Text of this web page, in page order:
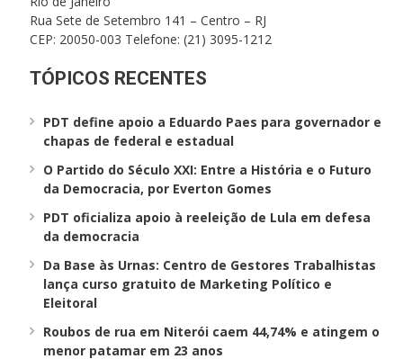
Rua Sete de Setembro 141 – Centro – RJ
CEP: 20050-003 Telefone: (21) 3095-1212
TÓPICOS RECENTES
PDT define apoio a Eduardo Paes para governador e
chapas de federal e estadual
O Partido do Século XXI: Entre a História e o Futuro
da Democracia, por Everton Gomes
PDT oficializa apoio à reeleição de Lula em defesa
da democracia
Da Base às Urnas: Centro de Gestores Trabalhistas
lança curso gratuito de Marketing Político e
Eleitoral
Roubos de rua em Niterói caem 44,74% e atingem o
menor patamar em 23 anos